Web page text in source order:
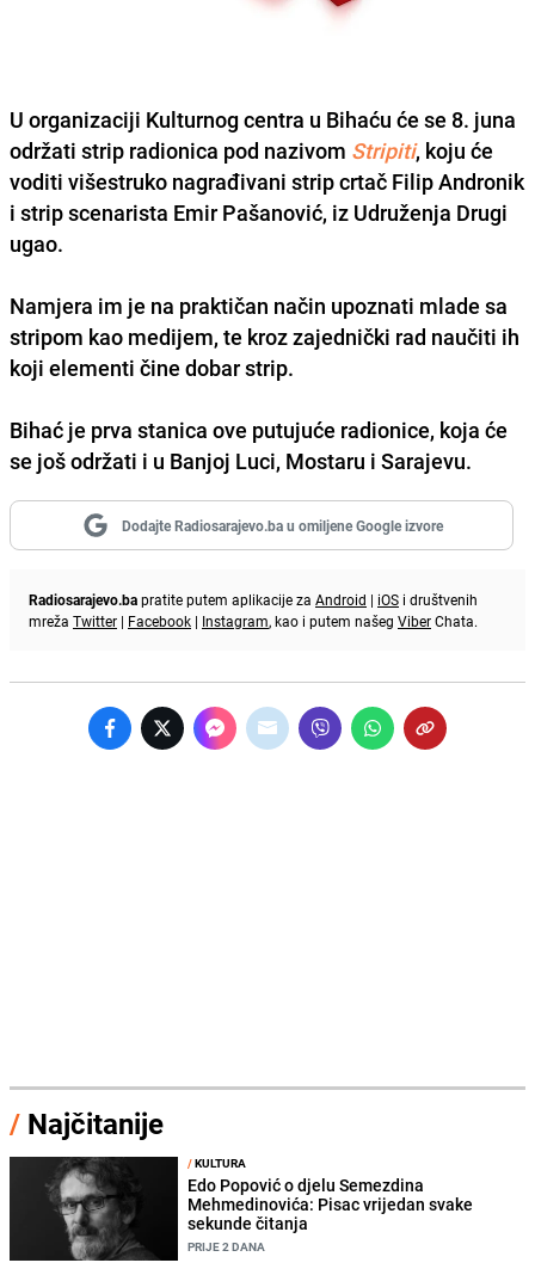
U organizaciji Kulturnog centra u Bihaću će se 8. juna
održati strip radionica pod nazivom Stripiti, koju će
voditi višestruko nagrađivani strip crtač Filip Andronik
i strip scenarista Emir Pašanović, iz Udruženja Drugi
ugao.
Namjera im je na praktičan način upoznati mlade sa
stripom kao medijem, te kroz zajednički rad naučiti ih
koji elementi čine dobar strip.
Bihać je prva stanica ove putujuće radionice, koja će
se još održati i u Banjoj Luci, Mostaru i Sarajevu.
Dodajte Radiosarajevo.ba u omiljene Google izvore
Radiosarajevo.bapratite putem aplikacije za Android | iOS i društvenih
mreža Twitter | Facebook | Instagram, kao i putem našeg ViberChata.
/ Najčitanije
/KULTURA
Edo Popović o djelu Semezdina
Mehmedinovića: Pisac vrijedan svake
sekunde čitanja
PRIJE 2 DANA